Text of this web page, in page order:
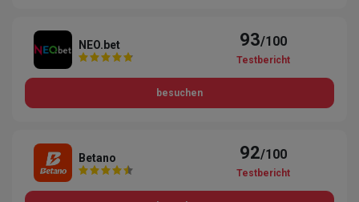
NEO.bet 93/100
Testbericht
besuchen
Betano 92/100
Testbericht